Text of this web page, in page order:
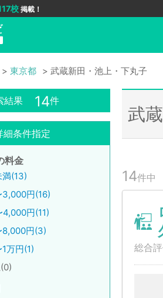
校掲載！
東京都 武蔵新田・池上・下丸子
結果 14件
細条件指定
料金
(13)
円(16)
円(11)
円(3)
万円(1)
武
14件中
総合評